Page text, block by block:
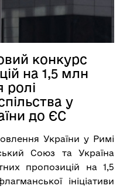
конкурс
на 1,5 млн
ролі
у
до ЄС
України у Римі
Союз та Україна
пропозицій на 1,5
ініціативи